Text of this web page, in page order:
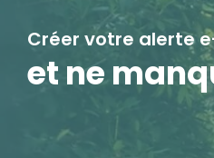
Créer votre alerte
et ne